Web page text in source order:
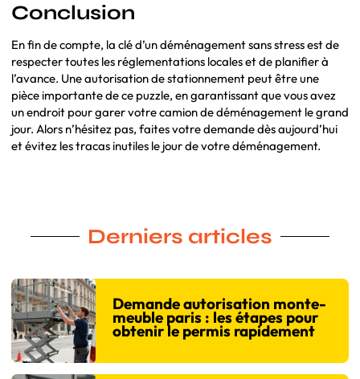
Conclusion
En fin de compte, la clé d’un déménagement sans stress est de
respecter toutes les réglementations locales et de planifier à
l’avance. Une autorisation de stationnement peut être une
pièce importante de ce puzzle, en garantissant que vous avez
un endroit pour garer votre camion de déménagement le grand
jour. Alors n’hésitez pas, faites votre demande dès aujourd’hui
et évitez les tracas inutiles le jour de votre déménagement.
Derniers articles
Demande autorisation monte-
meuble paris : les étapes pour
obtenir le permis rapidement